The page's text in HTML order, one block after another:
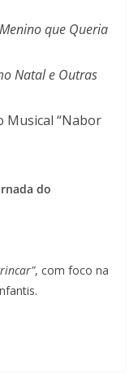
que Queria
Natal e Outras
Musical “Nabor
do
, com foco na